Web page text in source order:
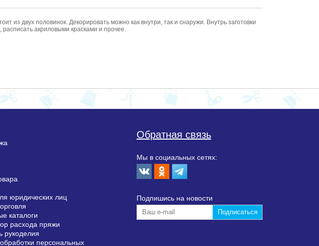
из двух половинок. Декорировать можно как внутри, так и снаружи. Внутрь заготовки
акриловыми красками и прочее.
юридических лиц
каталоги
расхода пряжи
рукоделия
персональных
Обратная связь
Мы в социальных сетях:
Подпишиcь на новости